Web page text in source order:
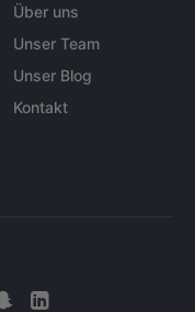
Über uns
Unser Team
Unser Blog
Kontakt